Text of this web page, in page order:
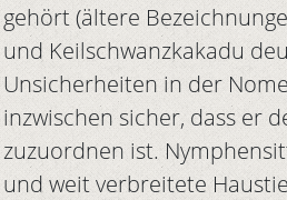
gehört (ältere
und Keilschwanzkakadu
Unsicherheiten in der
inzwischen sicher, dass er
zuzuordnen ist.
und weit verbreitete